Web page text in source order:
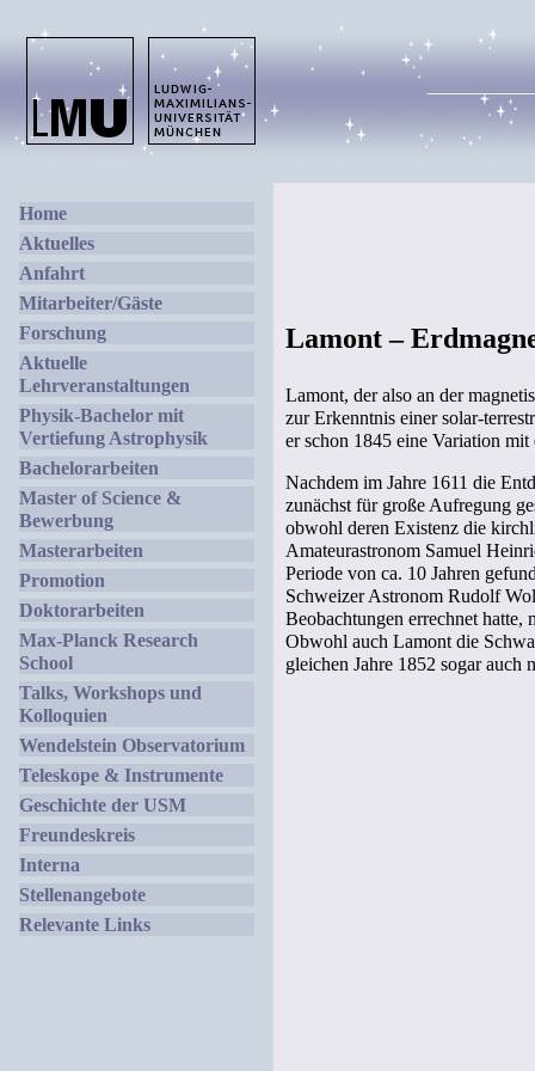
Home
Aktuelles
Anfahrt
Mitarbeiter/Gäste
Forschung
Aktuelle
Lehrveranstaltungen
Physik-Bachelor mit
Vertiefung Astrophysik
Bachelorarbeiten
Master of Science &
Bewerbung
Masterarbeiten
Promotion
Doktorarbeiten
Max-Planck Research
School
Talks, Workshops und
Kolloquien
Wendelstein Observatorium
Teleskope & Instrumente
Geschichte der USM
Freundeskreis
Interna
Stellenangebote
Relevante Links
Lamont –
Lamont, der also an der
zur Erkenntnis einer solar-
er schon 1845 eine Variation
Nachdem im Jahre 1611 die
zunächst für große Aufregung
obwohl deren Existenz die
Amateurastronom Samuel
Periode von ca. 10 Jahren
Schweizer Astronom Rudolf
Beobachtungen errechnet hatte,
Obwohl auch Lamont die
gleichen Jahre 1852 sogar auch